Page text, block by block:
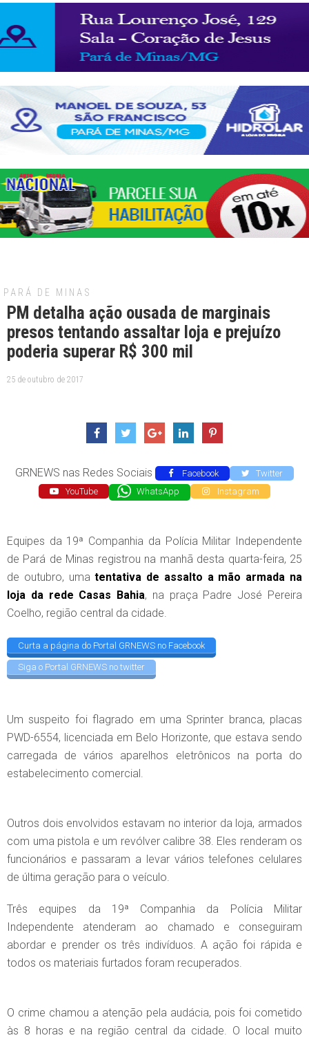
PARÁ DE MINAS
PM detalha ação ousada de marginais
presos tentando assaltar loja e prejuízo
poderia superar R$ 300 mil
25 de outubro de 2017
GRNEWS nas Redes Sociais Facebook
Twitter
YouTube
WhatsApp Instagram
Equipes da 19ª Companhia da Polícia Militar Independente
de Pará de Minas registrou na manhã desta quarta-feira, 25
de outubro, umatentativa de assalto a mão armada na
loja da rede Casas Bahia, na praça Padre José Pereira
Coelho, região central da cidade.
Curta a página do Portal GRNEWS no Facebook
Siga o Portal GRNEWS no twitter
Um suspeito foi flagrado em uma Sprinter branca, placas
PWD-6554, licenciada em Belo Horizonte, que estava sendo
carregada de vários aparelhos eletrônicos na porta do
estabelecimento comercial.
Outros dois envolvidos estavam no interior da loja, armados
com uma pistola e um revólver calibre 38. Eles renderam os
funcionários e passaram a levar vários telefones celulares
de última geração para o veículo.
Três equipes da 19ª Companhia da Polícia Militar
Independente atenderam ao chamado e conseguiram
abordar e prender os três indivíduos. A ação foi rápida e
todos os materiais furtados foram recuperados.
O crime chamou a atenção pela audácia, pois foi cometido
às 8 horas e na região central da cidade. O local muito